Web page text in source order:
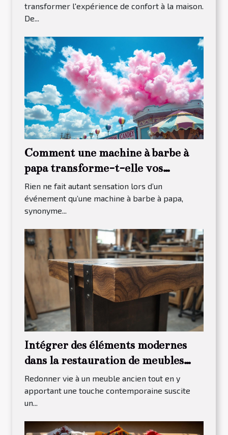
transformer l'expérience de confort à la maison.
De...
Comment une machine à barbe à
papa transforme-t-elle vos
événements ?
Rien ne fait autant sensation lors d’un
événement qu’une machine à barbe à papa,
synonyme...
Intégrer des éléments modernes
dans la restauration de meubles
traditionnels
Redonner vie à un meuble ancien tout en y
apportant une touche contemporaine suscite
un...